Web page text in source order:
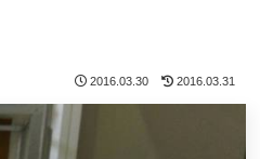
2016.03.30 2016.03.31